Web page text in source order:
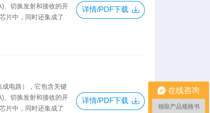
、切换发射和接收的开
片中，同时还集成了
详情/PDF下载
成电路），它包含关键
、切换发射和接收的开
片中，同时还集成了
详情/PDF下载
在线咨询
领取产品规格书